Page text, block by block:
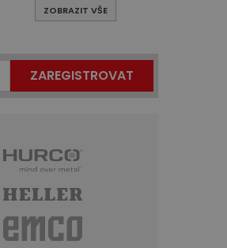
ZOBRAZIT VŠE
ZAREGISTROVAT